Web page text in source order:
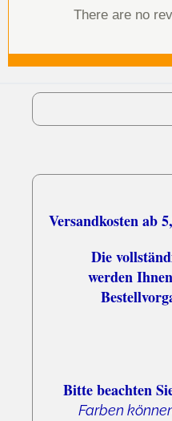
There are no
Versandkosten ab
Die
werden
Bitte beachten
Farben